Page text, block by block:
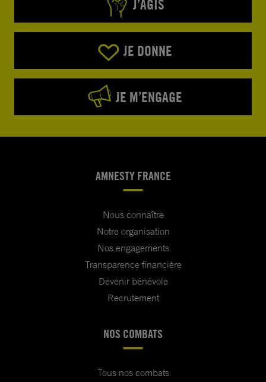
J’AGIS
JE DONNE
JE M’ENGAGE
AMNESTY FRANCE
Nous connaître
Notre organisation
Nos engagements
Transparence financière
Devenir bénévole
Recrutement
NOS COMBATS
Tous nos combats